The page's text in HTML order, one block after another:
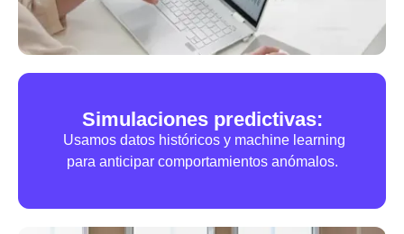
Simulaciones predictivas:
Usamos datos históricos y machine learning
para anticipar comportamientos anómalos.